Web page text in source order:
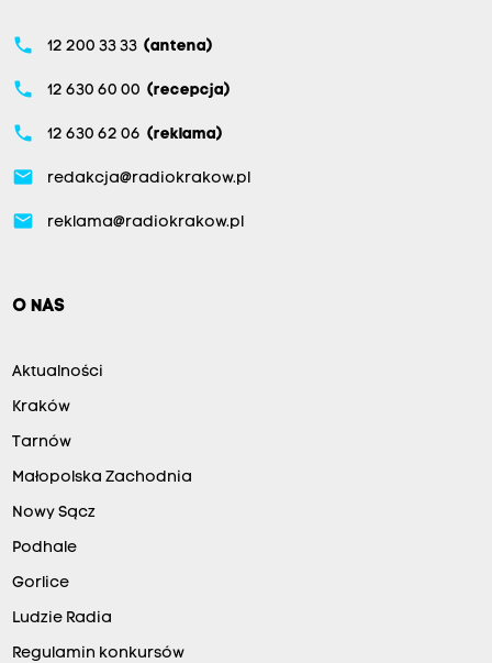
phone 12 200 33 33 (antena)
phone 12 630 60 00 (recepcja)
phone 12 630 62 06 (reklama)
email redakcja@radiokrakow.pl
email reklama@radiokrakow.pl
O NAS
Aktualności
Kraków
Tarnów
Małopolska Zachodnia
Nowy Sącz
Podhale
Gorlice
Ludzie Radia
Regulamin konkursów